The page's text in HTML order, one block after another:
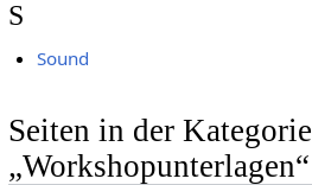
S
Sound
Seiten in der Kategorie
„Workshopunterlagen“